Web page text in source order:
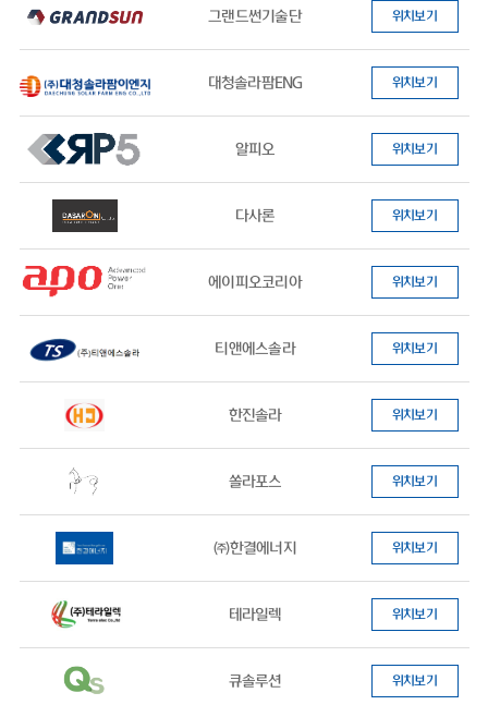
그랜드썬기술단 위치보기
대청솔라팜ENG 위치보기
알피오 위치보기
다사론 위치보기
에이피오코리아 위치보기
티앤에스솔라 위치보기
한진솔라 위치보기
쏠라포스 위치보기
㈜한결에너지 위치보기
테라일렉 위치보기
큐솔루션 위치보기